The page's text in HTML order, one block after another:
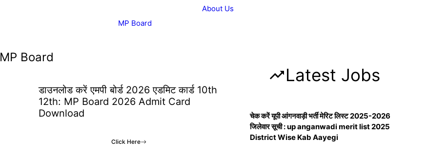
MP Board
About Us
MP Board
डाउनलोड करें एमपी बोर्ड 2026 एडमिट कार्ड 10th
12th: MP Board 2026 Admit Card
Download
Click Here
Latest Jobs
चेक करें यूपी आंगनवाड़ी भर्ती मेरिट लिस्ट 2025-2026
जिलेवार सूची : up anganwadi merit list 2025
District Wise Kab Aayegi